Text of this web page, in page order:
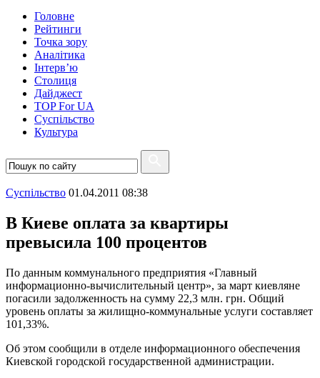
Головне
Рейтинги
Точка зору
Аналітика
Інтерв’ю
Столиця
Дайджест
TOP For UA
Суспiльство
Культура
Суспiльство 01.04.2011 08:38
В Киеве оплата за квартиры
превысила 100 процентов
По данным коммунального предприятия «Главный
информационно-вычислительный центр», за март киевляне
погасили задолженность на сумму 22,3 млн. грн. Общий
уровень оплаты за жилищно-коммунальные услуги составляет
101,33%.
Об этом сообщили в отделе информационного обеспечения
Киевской городской государственной администрации.